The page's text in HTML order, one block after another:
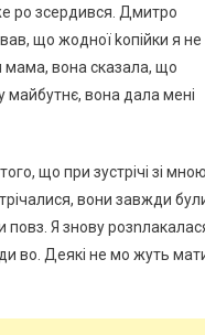
ро зсердився. Дмитро
що жодної kопійки я не
мама, вона сказала, що
майбутнє, вона дала мені
що при зустрічі зі мною
вони завжди
повз. Я знову
во. Деякі не мо жуть